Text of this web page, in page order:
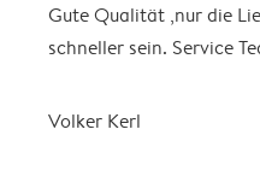
Gute Qualität ,nur die
schneller sein. Service
Volker Kerl